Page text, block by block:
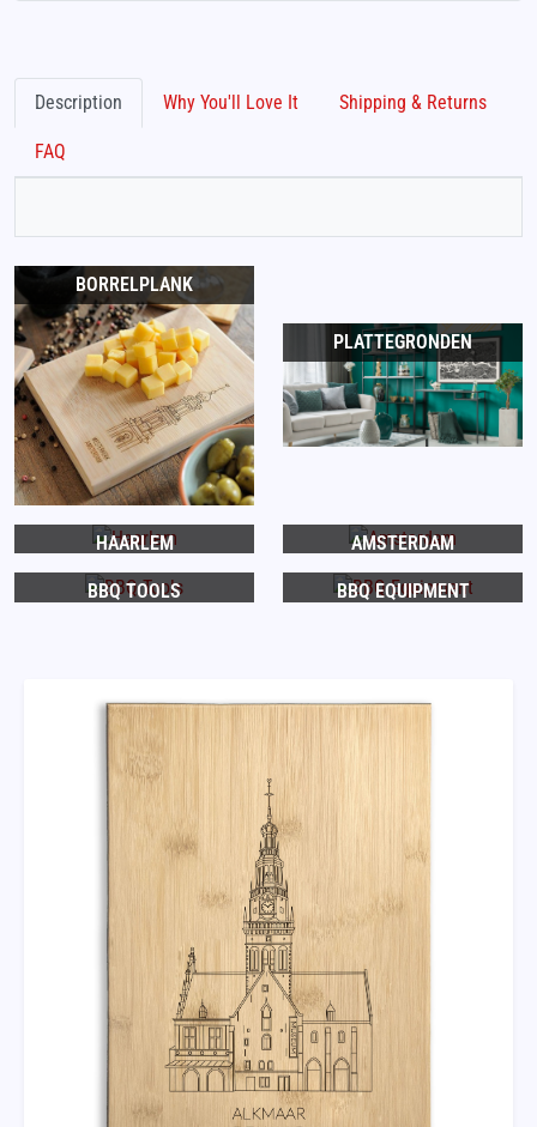
Description Why You'll Love It Shipping & Returns
FAQ
BORRELPLANK
PLATTEGRONDEN
HAARLEM AMSTERDAM
BBQ TOOLS BBQ EQUIPMENT